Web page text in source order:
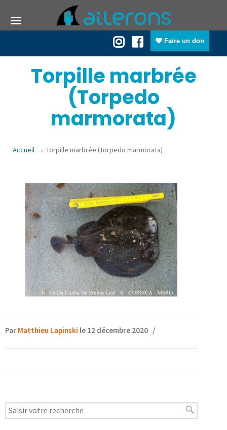
Faire un don
Torpille marbrée
(Torpedo
marmorata)
Accueil → Torpille marbrée (Torpedo marmorata)
Par Matthieu Lapinski le 12 décembre 2020 /